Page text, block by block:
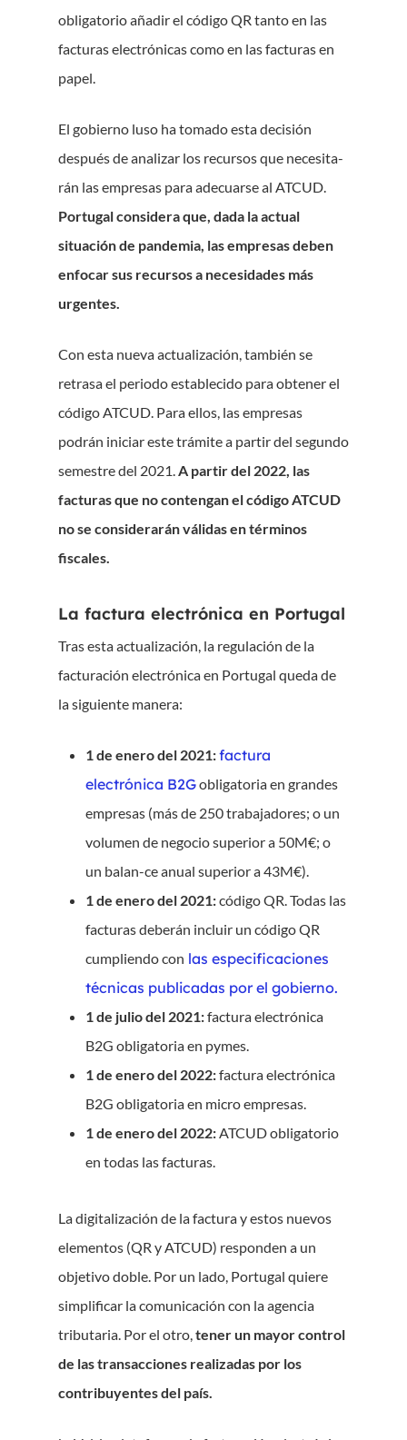
obligatorio añadir el código QR tanto en las
facturas electrónicas como en las facturas en
papel.
El gobierno luso ha tomado esta decisión
después de analizar los recursos que necesita-
rán las empresas para adecuarse al ATCUD.
Portugal considera que, dada la actual
situación de pandemia, las empresas deben
enfocar sus recursos a necesidades más
urgentes.
Con esta nueva actualización, también se
retrasa el periodo establecido para obtener el
código ATCUD. Para ellos, las empresas
podrán iniciar este trámite a partir del segundo
semestre del 2021.A partir del 2022, las
facturas que no contengan el código ATCUD
no se considerarán válidas en términos
fiscales.
La factura electrónica en Portugal
Tras esta actualización, la regulación de la
facturación electrónica en Portugal queda de
la siguiente manera:
1 de enero del 2021:factura
electrónica B2Gobligatoria en grandes
empresas (más de 250 trabajadores; o un
volumen de negocio superior a 50M€; o
un balan-ce anual superior a 43M€).
1 de enero del 2021:código QR. Todas las
facturas deberán incluir un código QR
cumpliendo con las especificaciones
técnicas publicadas por el gobierno.
1 de julio del 2021:factura electrónica
B2G obligatoria en pymes.
1 de enero del 2022:factura electrónica
B2G obligatoria en micro empresas.
1 de enero del 2022:ATCUD obligatorio
en todas las facturas.
La digitalización de la factura y estos nuevos
elementos (QR y ATCUD) responden a un
objetivo doble. Por un lado, Portugal quiere
simplificar la comunicación con la agencia
tributaria. Por el otro,tener un mayor control
de las transacciones realizadas por los
contribuyentes del país.